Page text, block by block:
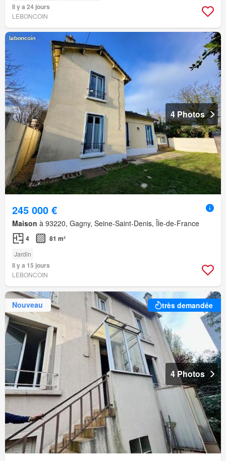
Il y a 24 jours
LEBONCOIN
4 Photos
245 000 €
Maison à 93220, Gagny, Seine-Saint-Denis, Île-de-France
4 81 m²
Jardin
Il y a 15 jours
LEBONCOIN
Nouveau très demandée
4 Photos